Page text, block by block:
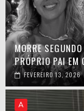
MORRE
PRÓPRIO PAI EM
FEVEREIRO 13, 2026
A